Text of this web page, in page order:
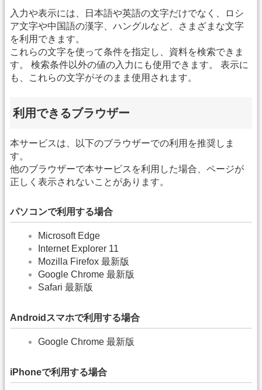
入力や表示には、日本語や英語の文字だけでなく、ロシ
ア文字や中国語の漢字、ハングルなど、さまざまな文字
を利用できます。
これらの文字を使って条件を指定し、資料を検索できま
す。 検索条件以外の値の入力にも使用できます。 表示に
も、これらの文字がそのまま使用されます。
利用できるブラウザー
本サービスは、以下のブラウザーでの利用を推奨しま
す。
他のブラウザーで本サービスを利用した場合、ページが
正しく表示されないことがあります。
パソコンで利用する場合
Microsoft Edge
Internet Explorer 11
Mozilla Firefox 最新版
Google Chrome 最新版
Safari 最新版
Androidスマホで利用する場合
Google Chrome 最新版
iPhoneで利用する場合